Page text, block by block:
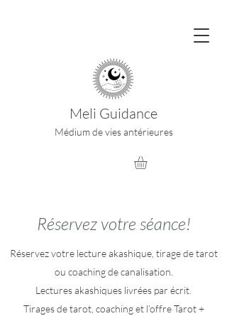
Meli Guidance
Médium de vies antérieures
Réservez votre séance!
Réservez votre lecture akashique, tirage de tarot
ou coaching de canalisation.
Lectures akashiques livrées par écrit.
Tirages de tarot, coaching et l’offre Tarot +